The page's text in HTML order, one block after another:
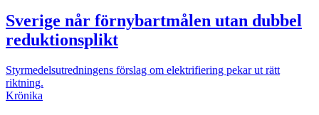
Sverige når förnybartmålen utan dubbel
reduktionsplikt
Styrmedelsutredningens förslag om elektrifiering pekar ut rätt
riktning.
Krönika